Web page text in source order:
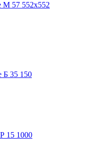
М 57 552х552
Б 35 150
15 1000